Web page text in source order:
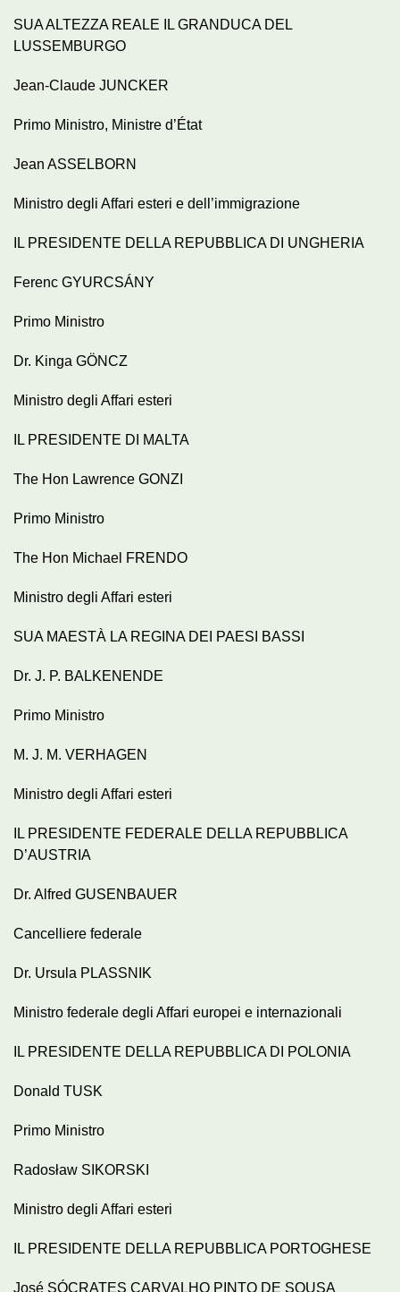
SUA ALTEZZA REALE IL GRANDUCA DEL
LUSSEMBURGO
Jean-Claude JUNCKER
Primo Ministro, Ministre d’État
Jean ASSELBORN
Ministro degli Affari esteri e dell’immigrazione
IL PRESIDENTE DELLA REPUBBLICA DI UNGHERIA
Ferenc GYURCSÁNY
Primo Ministro
Dr. Kinga GÖNCZ
Ministro degli Affari esteri
IL PRESIDENTE DI MALTA
The Hon Lawrence GONZI
Primo Ministro
The Hon Michael FRENDO
Ministro degli Affari esteri
SUA MAESTÀ LA REGINA DEI PAESI BASSI
Dr. J. P. BALKENENDE
Primo Ministro
M. J. M. VERHAGEN
Ministro degli Affari esteri
IL PRESIDENTE FEDERALE DELLA REPUBBLICA
D’AUSTRIA
Dr. Alfred GUSENBAUER
Cancelliere federale
Dr. Ursula PLASSNIK
Ministro federale degli Affari europei e internazionali
IL PRESIDENTE DELLA REPUBBLICA DI POLONIA
Donald TUSK
Primo Ministro
Radosław SIKORSKI
Ministro degli Affari esteri
IL PRESIDENTE DELLA REPUBBLICA PORTOGHESE
José SÓCRATES CARVALHO PINTO DE SOUSA